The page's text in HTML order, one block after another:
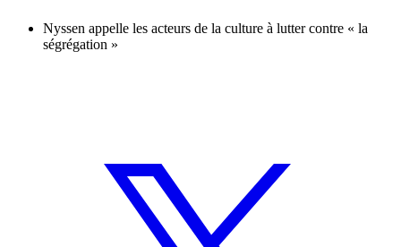
Nyssen appelle les acteurs de la culture à lutter contre « la
ségrégation »